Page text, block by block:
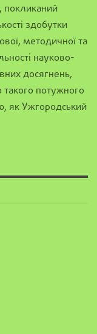
покликаний
здобутки
методичної та
науково-
досягнень,
такого потужного
як Ужгородський